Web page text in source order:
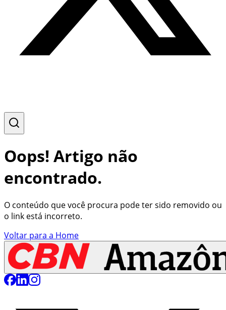
Oops! Artigo não
encontrado.
O conteúdo que você procura pode ter sido removido ou
o link está incorreto.
Voltar para a Home